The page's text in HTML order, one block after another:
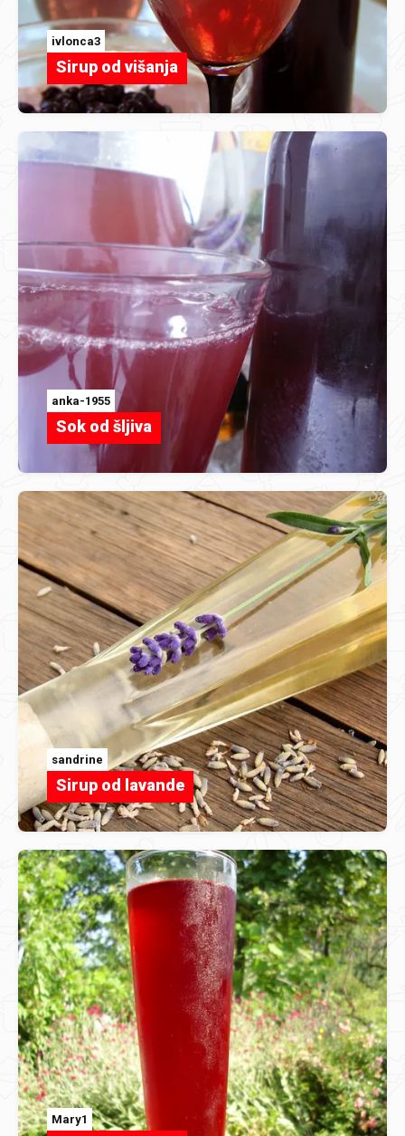
ivlonca3
Sirup od višanja
anka-1955
Sok od šljiva
sandrine
Sirup od lavande
Mary1